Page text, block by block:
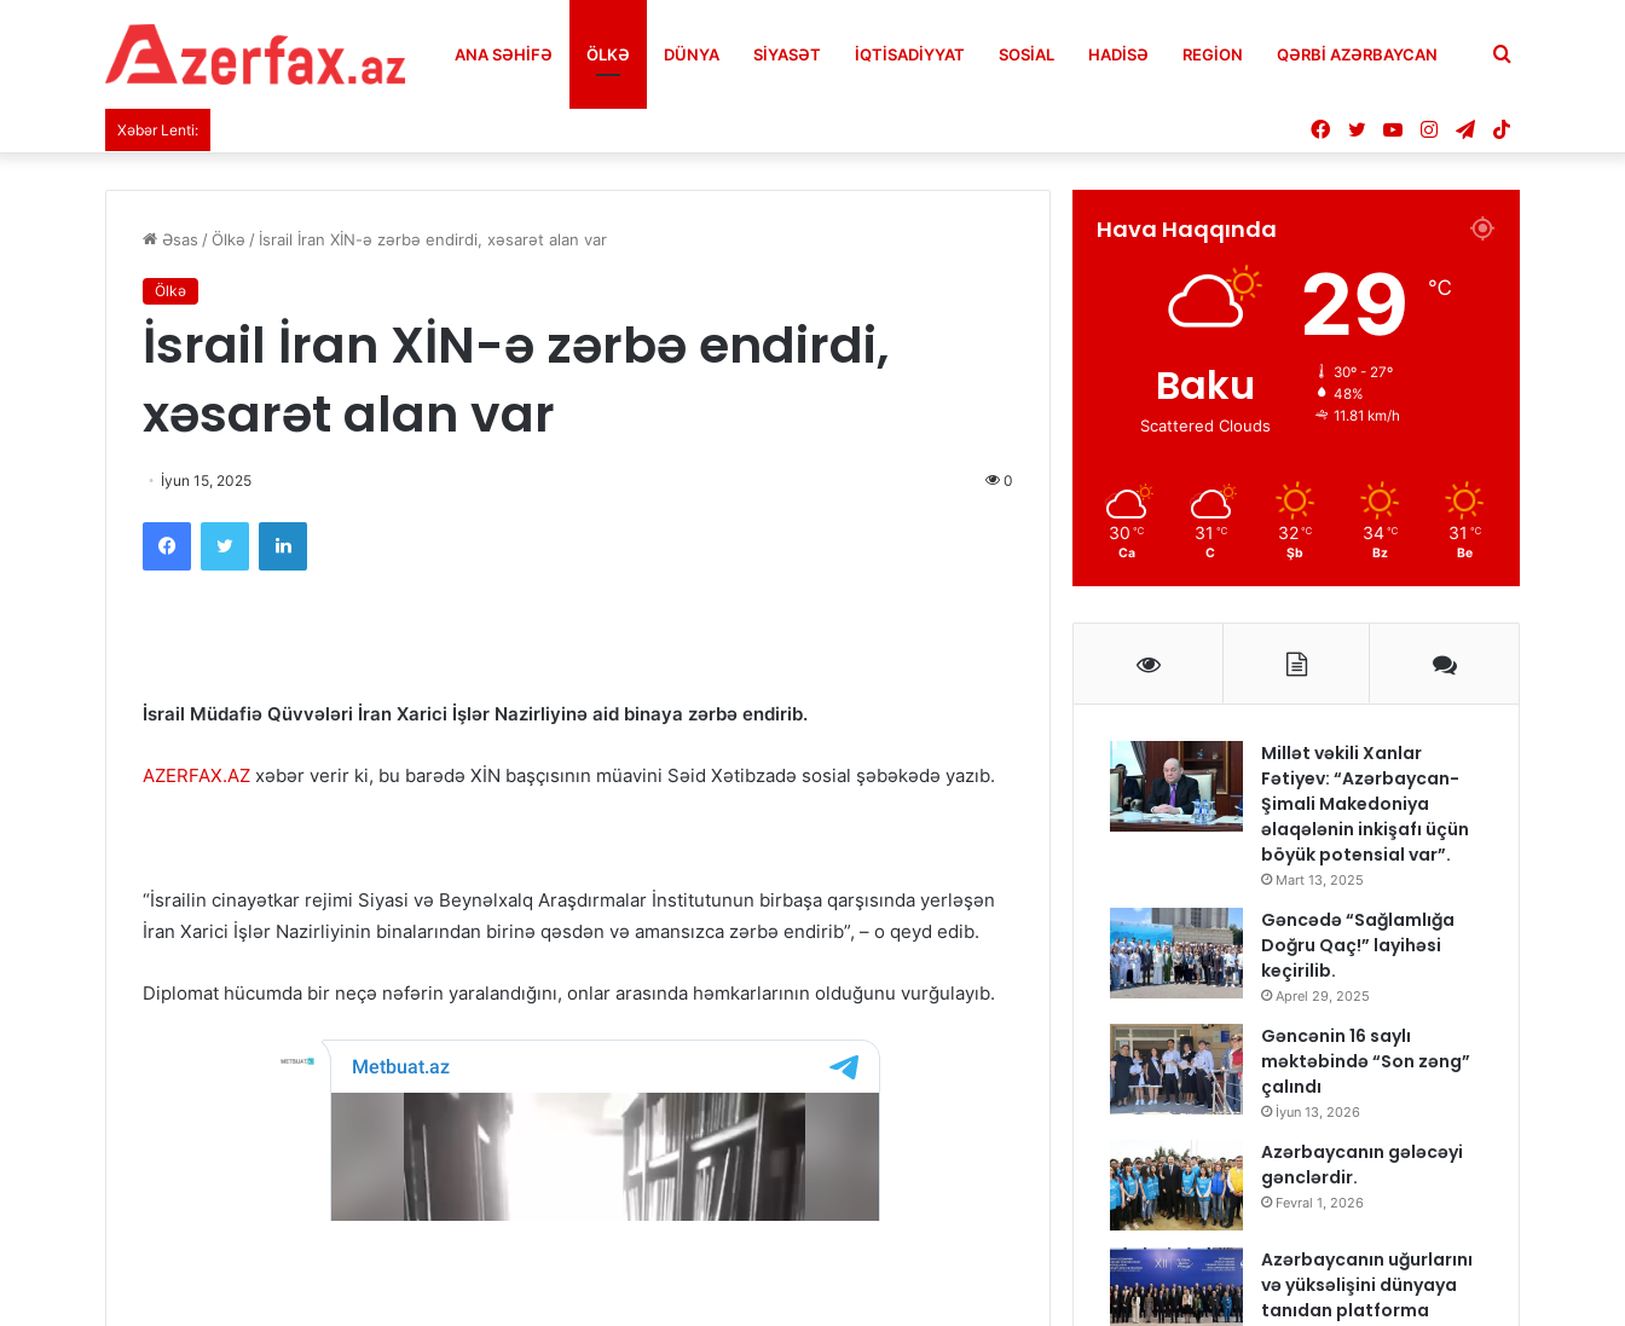
ANA SƏHIFƏ ÖLKƏ DÜNYA SIYASƏT İQTISADIYYAT SOSIAL HADISƏ REGION QƏRBİ AZƏRBAYCAN Axtar
Xəbər Lenti: Telegram
Instagram
YouTube
Twitter
Facebook
Əsas /Ölkə / İsrail İran XİN-ə zərbə endirdi, xəsarət alan var
Ölkə
İsrail İran XİN-ə zərbə endirdi,
xəsarət alan var
İyun 15, 2025 0
İsrail Müdafiə Qüvvələri İran Xarici İşlər Nazirliyinə aid binaya zərbə endirib.
AZERFAX.AZ xəbər verir ki, bu barədə XİN başçısının müavini Səid Xətibzadə sosial şəbəkədə yazıb.
“İsrailin cinayətkar rejimi Siyasi və Beynəlxalq Araşdırmalar İnstitutunun birbaşa qarşısında yerləşən
İran Xarici İşlər Nazirliyinin binalarından birinə qəsdən və amansızca zərbə endirib”, – o qeyd edib.
Diplomat hücumda bir neçə nəfərin yaralandığını, onlar arasında həmkarlarının olduğunu vurğulayıb.
Hava Haqqında
Baku
Scattered Clouds
29 ℃
30º - 27º
48%
11.81 km/h
30 ℃
Ca
31 ℃
C
32 ℃
Şb
34 ℃
Bz
31 ℃
Be
Millət vəkili Xanlar
Fətiyev: “Azərbaycan-
Şimali Makedoniya
əlaqələnin inkişafı üçün
böyük potensial var”.
Mart 13, 2025
Gəncədə “Sağlamlığa
Doğru Qaç!” layihəsi
keçirilib.
Aprel 29, 2025
Gəncənin 16 saylı
məktəbində “Son zəng”
çalındı
İyun 13, 2026
Azərbaycanın gələcəyi
gənclərdir.
Fevral 1, 2026
Azərbaycanın uğurlarını
və yüksəlişini dünyaya
tanıdan platforma